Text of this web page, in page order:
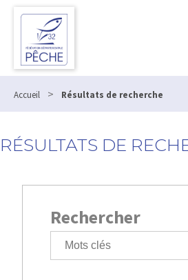
Accueil > Résultats de recherche
RÉSULTATS DE
Rechercher